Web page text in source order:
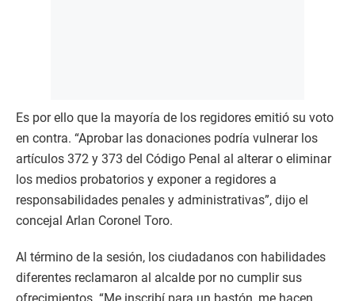
Es por ello que la mayoría de los regidores emitió su voto
en contra. “Aprobar las donaciones podría vulnerar los
artículos 372 y 373 del Código Penal al alterar o eliminar
los medios probatorios y exponer a regidores a
responsabilidades penales y administrativas”, dijo el
concejal Arlan Coronel Toro.
Al término de la sesión, los ciudadanos con habilidades
diferentes reclamaron al alcalde por no cumplir sus
ofrecimientos. “Me inscribí para un bastón, me hacen